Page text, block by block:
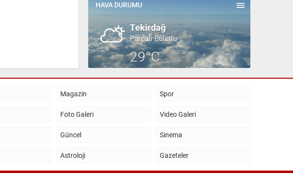
ZİYARETİ.
HAVA DURUMU
Tekirdağ
Parçalı Bulutlu
29°C
Magazin Spor
Foto Galeri Video Galeri
Güncel Sinema
Astroloji Gazeteler